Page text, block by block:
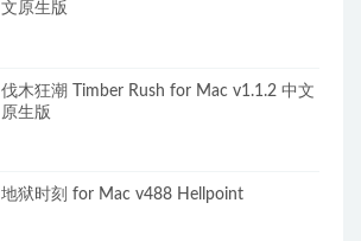
文原生版
伐木狂潮 Timber Rush for Mac v1.1.2 中文
原生版
地狱时刻 for Mac v488 Hellpoint